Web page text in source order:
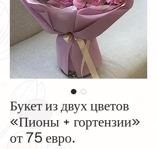
Букет из двух цветов
«Пионы + гортензии»
от 75 евро.